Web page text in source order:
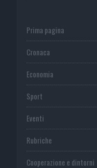
Prima pagina
Cronaca
Economia
Sport
Eventi
Rubriche
Cooperazione e dintorni